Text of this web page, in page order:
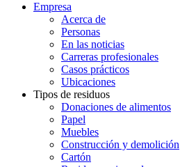
Empresa
Acerca de
Personas
En las noticias
Carreras profesionales
Casos prácticos
Ubicaciones
Tipos de residuos
Donaciones de alimentos
Papel
Muebles
Construcción y demolición
Cartón